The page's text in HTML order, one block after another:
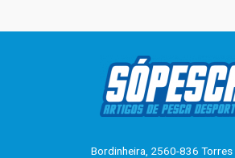
Bordinheira, 2560-836